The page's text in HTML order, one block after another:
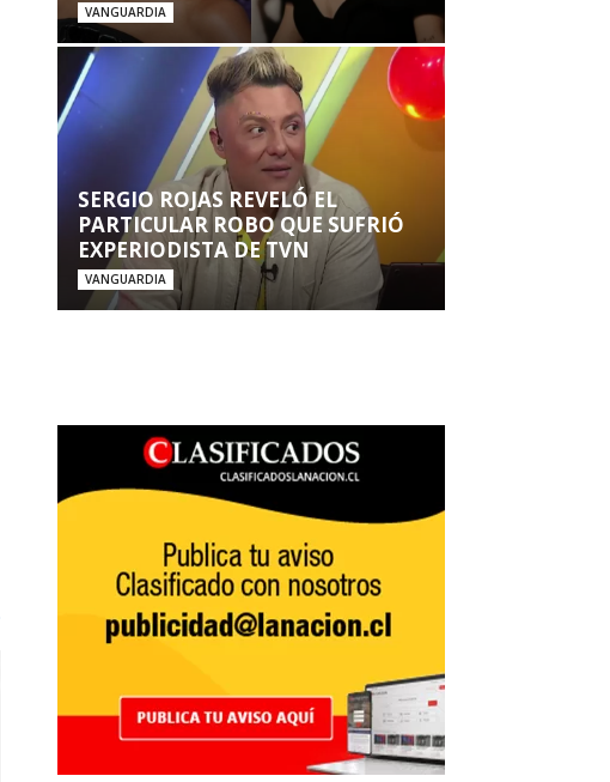
VANGUARDIA
SERGIO ROJAS REVELÓ EL
PARTICULAR ROBO QUE SUFRIÓ
EXPERIODISTA DE TVN
VANGUARDIA